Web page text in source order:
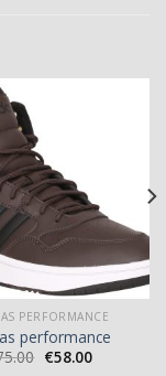
PERFORMANCE
performance
€58.00